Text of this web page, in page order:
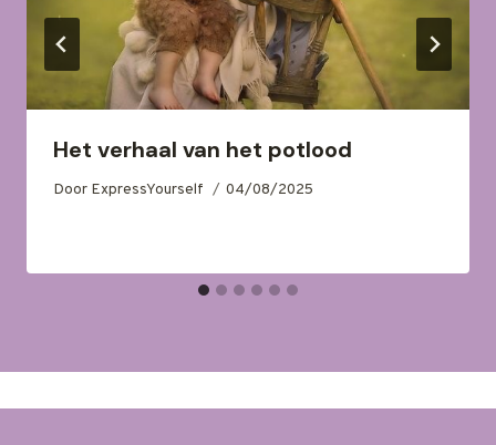
Het verhaal van het potlood
Door ExpressYourself 04/08/2025